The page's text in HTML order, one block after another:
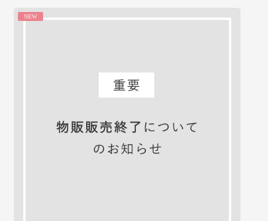
NEW